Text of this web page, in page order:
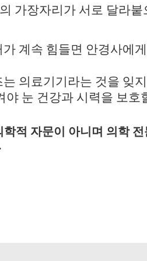
가장자리가 서로 달라
계속 힘들면 안경사에
의료기기라는 것을 잊
야 눈 건강과 시력을 보호
학적 자문이 아니며 의학